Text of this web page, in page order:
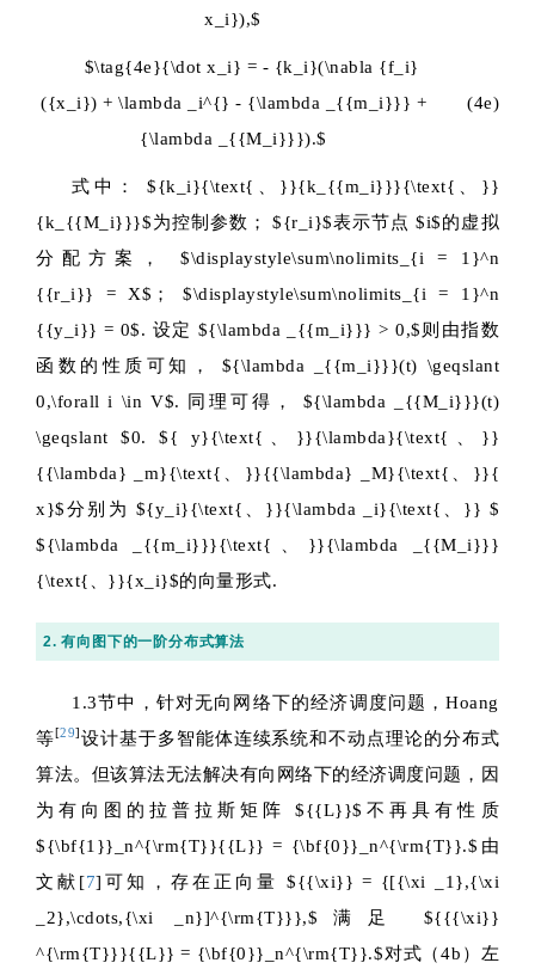
x_i}),$
$\tag{4e}{\dot x_i} = - {k_i}(\nabla {f_i}
({x_i}) + \lambda _i^{} - {\lambda _{{m_i}}} +
{\lambda _{{M_i}}}).$
(4e)
式中：${k_i}{\text{、}}{k_{{m_i}}}{\text{、}}
{k_{{M_i}}}$为控制参数；${r_i}$表示节点$i$的虚拟
分配方案，$\displaystyle\sum\nolimits_{i = 1}^n
{{r_i}} = X$ ；$\displaystyle\sum\nolimits_{i = 1}^n
{{y_i}} = 0$. 设定 ${\lambda _{{m_i}}} > 0,$则由指数
函数的性质可知， ${\lambda _{{m_i}}}(t) \geqslant
0,\forall i \in V$. 同理可得， ${\lambda _{{M_i}}}(t)
\geqslant $0.
${ y}{\text{、}}{\lambda}{\text{、}}
{{\lambda} _m}{\text{、}}{{\lambda} _M}{\text{、}}{
x}$分别为 ${y_i}{\text{、}}{\lambda _i}{\text{、}} $
${\lambda _{{m_i}}}{\text{、}}{\lambda _{{M_i}}}
{\text{、}}{x_i}$的向量形式.
2. 有向图下的一阶分布式算法
1.3节中，针对无向网络下的经济调度问题，Hoang
等[29]设计基于多智能体连续系统和不动点理论的分布式
算法。但该算法无法解决有向网络下的经济调度问题，因
为有向图的拉普拉斯矩阵${{L}}$ 不再具有性质
${\bf{1}}_n^{\rm{T}}{{L}} = {\bf{0}}_n^{\rm{T}}.$ 由
文献[7]可知，存在正向量${{\xi}} = {[{\xi _1},{\xi
_2},\cdots,{\xi _n}]^{\rm{T}}},$ 满足 ${{{\xi}}
^{\rm{T}}}{{L}} = {\bf{0}}_n^{\rm{T}}.$对式（4b）左